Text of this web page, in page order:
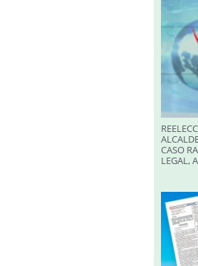
CASO
LEGAL,